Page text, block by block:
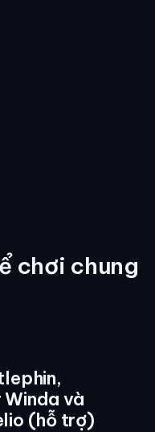
chơi chung
và
(hỗ trợ)